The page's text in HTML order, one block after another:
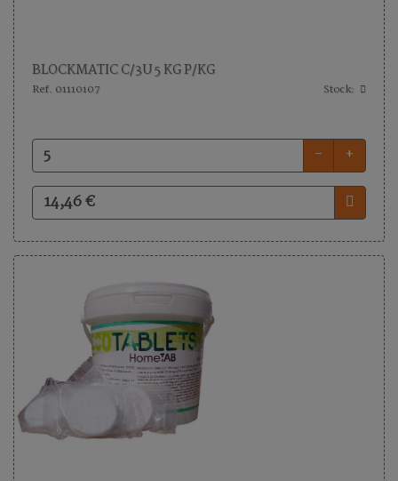
Términos
y
condiciones
Contacto
BLOCKMATIC C/3U 5 KG P/KG
Ref. 01110107 Stock:
- +